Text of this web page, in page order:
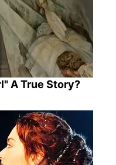
A True Story?